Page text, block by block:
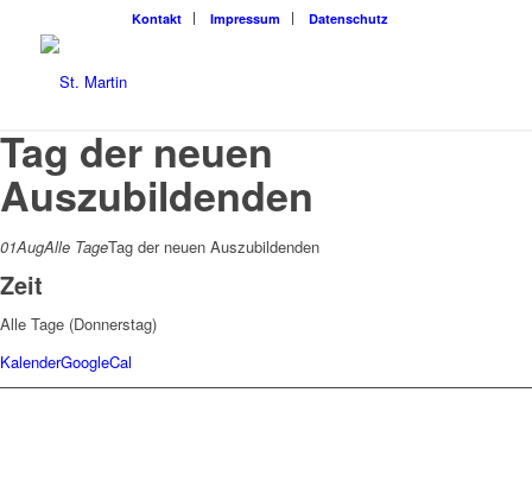
Kon­takt Impres­sum Daten­schutz
Tag der neuen
Auszubildenden
01AugAlle TageTag der neuen Auszubildenden
Zeit
Alle Tage (Donnerstag)
KalenderGoogleCal